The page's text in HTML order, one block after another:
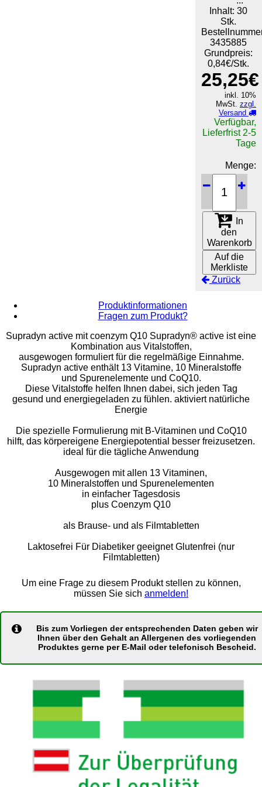
Inhalt: 30
Stk.
3435885
Grundpreis:
0,84€/Stk.
25,25€
inkl. 10%
MwSt. zzgl.
Versand
Verfügbar,
Lieferfrist 2-5
Tage
Menge:
In
den
Warenkorb
Auf die
Merkliste
Zurück
Produktinformationen
Fragen zum Produkt?
Supradyn active mit coenzym Q10 Supradyn® active ist eine
Kombination aus Vitalstoffen,
ausgewogen formuliert für die regelmäßige Einnahme.
Supradyn active enthält 13 Vitamine, 10 Mineralstoffe
und Spurenelemente und CoQ10.
Diese Vitalstoffe helfen Ihnen dabei, sich jeden Tag
gesund und energiegeladen zu fühlen. aktiviert natürliche
Energie
Die spezielle Formulierung mit B-Vitaminen und CoQ10
hilft, das körpereigene Energiepotential besser freizusetzen.
ideal für die tägliche Anwendung
Ausgewogen mit allen 13 Vitaminen,
10 Mineralstoffen und Spurenelementen
in einfacher Tagesdosis
plus Coenzym Q10
als Brause- und als Filmtabletten
Laktosefrei Für Diabetiker geeignet Glutenfrei (nur
Filmtabletten)
Um eine Frage zu diesem Produkt stellen zu können,
müssen Sie sich anmelden!
Bis zum Vorliegen der entsprechenden Daten geben wir
Ihnen über den Gehalt an Allergenen des vorliegenden
Produktes gerne per E-Mail oder telefonisch Bescheid.